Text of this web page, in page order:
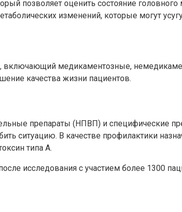
позволяет оценить состояние
изменений, которые могут
включающий медикаментозные,
качества жизни пациентов.
препараты (НПВП) и специфические
ситуацию. В качестве профилактики
типа А.
исследования с участием более 1300